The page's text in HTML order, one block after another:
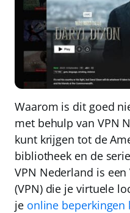
Waarom is dit goed
met behulp van VPN
kunt krijgen tot de
bibliotheek en de
VPN Nederland is een
(VPN)die je virtuele
je online beperkingen